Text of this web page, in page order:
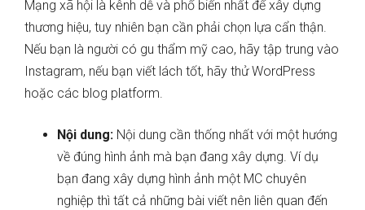
Mạng xã hội là kênh dễ và phổ biến nhất để xây dựng
thương hiệu, tuy nhiên bạn cần phải chọn lựa cẩn thận.
Nếu bạn là người có gu thẩm mỹ cao, hãy tập trung vào
Instagram, nếu bạn viết lách tốt, hãy thử WordPress
hoặc các blog platform.
Nội dung: Nội dung cần thống nhất với một hướng
về đúng hình ảnh mà bạn đang xây dựng. Ví dụ
bạn đang xây dựng hình ảnh một MC chuyên
nghiệp thì tất cả những bài viết nên liên quan đến